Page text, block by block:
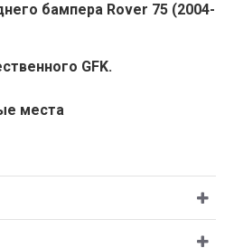
бампера Rover 75 (2004-
GFK.
места